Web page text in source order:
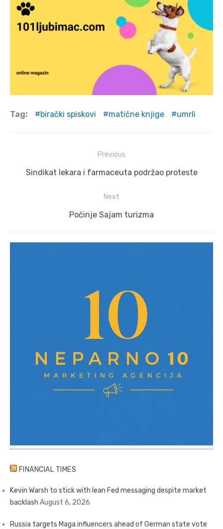
Tag: birački spiskovi matične knjige umrli
navigation
Previous
Previous
Sindikat lekara i farmaceuta podržao proteste
Next
Next
Počinje Sajam turizma
FINANCIAL TIMES
Kevin Warsh to stick with lean Fed messaging despite market
backlash August 6, 2026
Russia targets Maga influencers ahead of German state vote